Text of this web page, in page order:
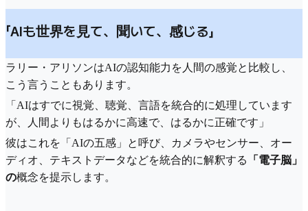
「AIも世界を見て、聞いて、感じる」
ラリー・アリソンはAIの認知能力を人間の感覚と比較し、
こう言うこともあります。
「AIはすでに視覚、聴覚、言語を統合的に処理しています
が、人間よりもはるかに高速で、はるかに正確です」
彼はこれを「AIの五感」と呼び、カメラやセンサー、オー
ディオ、テキストデータなどを統合的に解釈する
「電子脳」
の概念を提示します。